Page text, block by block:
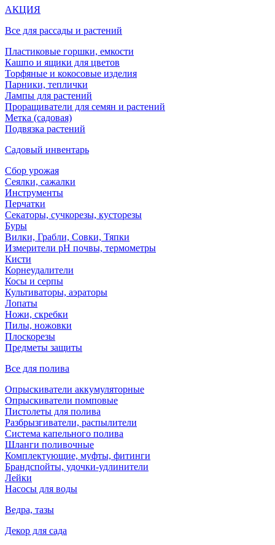
АКЦИЯ
Все для рассады и растений
Пластиковые горшки, емкости
Кашпо и ящики для цветов
Торфяные и кокосовые изделия
Парники, теплички
Лампы для растений
Проращиватели для семян и растений
Метка (садовая)
Подвязка растений
Садовый инвентарь
Сбор урожая
Сеялки, сажалки
Инструменты
Перчатки
Секаторы, сучкорезы, кусторезы
Буры
Вилки, Грабли, Совки, Тяпки
Измерители pH почвы, термометры
Кисти
Корнеудалители
Косы и серпы
Культиваторы, аэраторы
Лопаты
Ножи, скребки
Пилы, ножовки
Плоскорезы
Предметы защиты
Все для полива
Опрыскиватели аккумуляторные
Опрыскиватели помповые
Пистолеты для полива
Разбрызгиватели, распылители
Система капельного полива
Шланги поливочные
Комплектующие, муфты, фитинги
Брандспойты, удочки-удлинители
Лейки
Насосы для воды
Ведра, тазы
Декор для сада